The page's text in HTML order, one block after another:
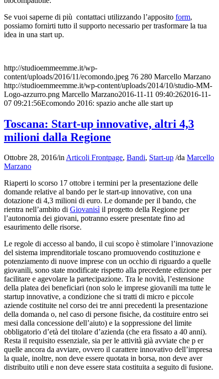
Se vuoi saperne di più contattaci utilizzando l’apposito form,
possiamo fornirti tutto il supporto necessario per trasformare la tua
idea in una start up.
http://studioemmeemme.it/wp-
content/uploads/2016/11/ecomondo.jpeg 76 280 Marcello Marzano
http://studioemmeemme.it/wp-content/uploads/2014/10/studio-MM-
Logo-azzurro.png Marcello Marzano2016-11-11 09:40:262016-11-
07 09:21:56Ecomondo 2016: spazio anche alle start up
Toscana: Start-up innovative, altri 4,3
milioni dalla Regione
Ottobre 28, 2016/inArticoli Frontpage, Bandi, Start-up /da Marcello
Marzano
Riaperti lo scorso 17 ottobre i termini per la presentazione delle
domande relative al bando per le start-up innovative, con una
dotazione di 4,3 milioni di euro. Le domande per il bando, che
rientra nell’ambito di Giovanisì il progetto della Regione per
l’autonomia dei giovani, potranno essere presentate fino ad
esaurimento delle risorse.
Le regole di accesso al bando, il cui scopo è stimolare l’innovazione
del sistema imprenditoriale toscano promuovendo costituzione e
potenziamento di nuove imprese con un occhio di riguardo a quelle
giovanili, sono state modificate rispetto alla precedente edizione per
facilitare e agevolare la partecipazione. Tra le novità, l’estensione
della platea dei beneficiari (non solo le imprese giovanili ma tutte le
startup innovative, a condizione che si tratti di micro e piccole
aziende costituite nel corso dei tre anni precedenti la presentazione
della domanda o, nel caso di persone fisiche, da costituire entro sei
mesi dalla concessione dell’aiuto) e la soppressione del limite
obbligatorio d’età del titolare d’azienda (che era fissato a 40 anni).
Resta il requisito essenziale, sia per le attività già avviate che p er
quelle ancora da avviare, ovvero il carattere innovativo dell’impresa
la quale, inoltre, non deve essere quotata in borsa, non deve aver
distribuito utili e non deve essere stata costituita a seguito di fusione.